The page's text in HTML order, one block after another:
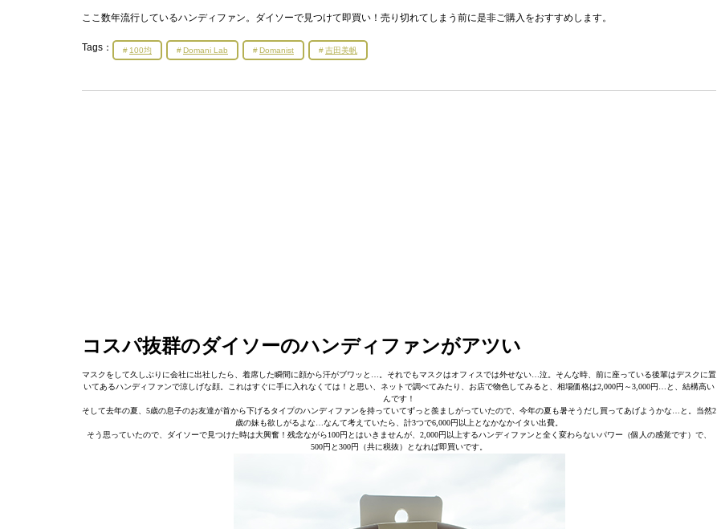
ここ数年流行しているハンディファン。ダイソーで見つけて即買い！売り切れてしまう前に是非ご購入をおすすめします。
Tags： 100均 Domani Lab Domanist 吉田美帆
コスパ抜群のダイソーのハンディファンがアツい
マスクをして久しぶりに会社に出社したら、着席した瞬間に顔から汗がブワッと…。それでもマスクはオフィスでは外せない…泣。そんな時、前に座っている後輩はデスクに置
いてあるハンディファンで涼しげな顔。これはすぐに手に入れなくては！と思い、ネットで調べてみたり、お店で物色してみると、相場価格は2,000円～3,000円…と、結構高い
んです！
そして去年の夏、5歳の息子のお友達が首から下げるタイプのハンディファンを持っていてずっと羨ましがっていたので、今年の夏も暑そうだし買ってあげようかな…と。当然2
歳の妹も欲しがるよな…なんて考えていたら、計3つで6,000円以上となかなかイタい出費。
そう思っていたので、ダイソーで見つけた時は大興奮！残念ながら100円とはいきませんが、2,000円以上するハンディファンと全く変わらないパワー（個人の感覚です）で、
500円と300円（共に税抜）となれば即買いです。